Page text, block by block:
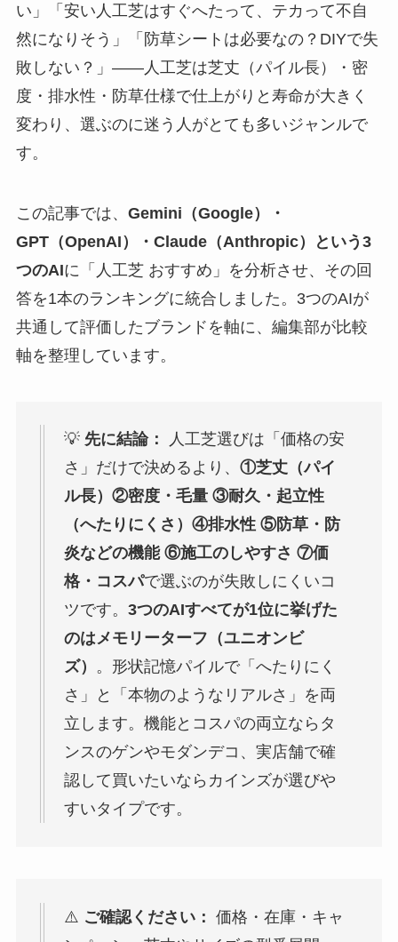
い」「安い人工芝はすぐへたって、テカって不自
然になりそう」「防草シートは必要なの？DIYで失
敗しない？」——人工芝は芝丈（パイル長）・密
度・排水性・防草仕様で仕上がりと寿命が大きく
変わり、選ぶのに迷う人がとても多いジャンルで
す。
この記事では、 Gemini（Google）・
GPT（OpenAI）・Claude（Anthropic）という3
つのAIに「人工芝 おすすめ」を分析させ、その回
答を1本のランキングに統合しました。3つのAIが
共通して評価したブランドを軸に、編集部が比較
軸を整理しています。
💡 先に結論：
人工芝選びは「価格の安
さ」だけで決めるより、 ①芝丈（パイ
ル長）②密度・毛量 ③耐久・起立性
（へたりにくさ）④排水性 ⑤防草・防
炎などの機能 ⑥施工のしやすさ ⑦価
格・コスパで選ぶのが失敗しにくいコ
ツです。 3つのAIすべてが1位に挙げた
のはメモリーターフ（ユニオンビ
ズ） 。形状記憶パイルで「へたりにく
さ」と「本物のようなリアルさ」を両
立します。機能とコスパの両立ならタ
ンスのゲンやモダンデコ、実店舗で確
認して買いたいならカインズが選びや
すいタイプです。
⚠️ ご確認ください： 価格・在庫・キャ